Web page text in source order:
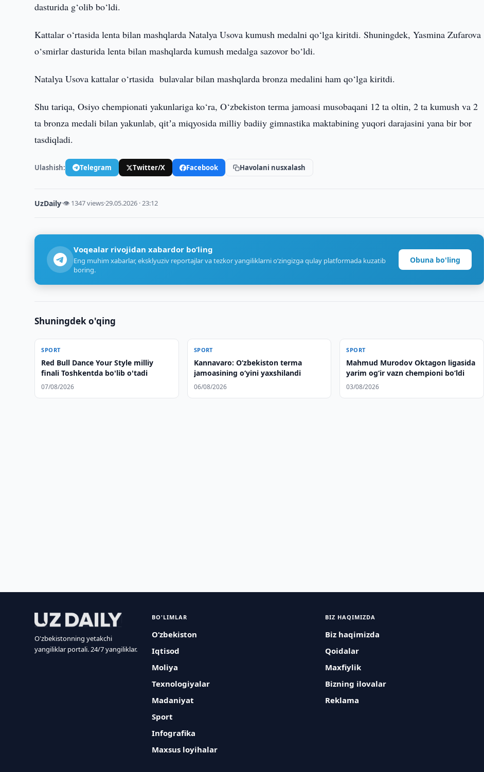
dasturida g‘olib bo‘ldi.
Kattalar o‘rtasida lenta bilan mashqlarda Natalya Usova kumush medalni qo‘lga kiritdi. Shuningdek, Yasmina Zufarova
o‘smirlar dasturida lenta bilan mashqlarda kumush medalga sazovor bo‘ldi.
Natalya Usova kattalar o‘rtasida bulavalar bilan mashqlarda bronza medalini ham qo‘lga kiritdi.
Shu tariqa, Osiyo chempionati yakunlariga ko‘ra, O‘zbekiston terma jamoasi musobaqani 12 ta oltin, 2 ta kumush va 2
ta bronza medali bilan yakunlab, qitʼa miqyosida milliy badiiy gimnastika maktabining yuqori darajasini yana bir bor
tasdiqladi.
Ulashish: Telegram Twitter/X Facebook Havolani nusxalash
UzDaily·👁 1347 views·29.05.2026 · 23:12
Voqealar rivojidan xabardor bo‘ling
Eng muhim xabarlar, eksklyuziv reportajlar va tezkor yangiliklarni o‘zingizga qulay platformada kuzatib
boring.
Obuna bo'ling
Shuningdek o'qing
SPORT
Red Bull Dance Your Style milliy
finali Toshkentda bo'lib o'tadi
07/08/2026
SPORT
Kannavaro: O‘zbekiston terma
jamoasining o‘yini yaxshilandi
06/08/2026
SPORT
Mahmud Murodov Oktagon ligasida
yarim og‘ir vazn chempioni bo‘ldi
03/08/2026
O'zbekistonning yetakchi
yangiliklar portali. 24/7 yangiliklar.
BO'LIMLAR
O‘zbekiston
Iqtisod
Moliya
Texnologiyalar
Madaniyat
Sport
Infografika
Maxsus loyihalar
BIZ HAQIMIZDA
Biz haqimizda
Qoidalar
Maxfiylik
Bizning ilovalar
Reklama